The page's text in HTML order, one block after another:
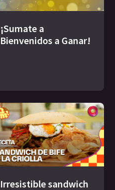
¡Sumate a
Bienvenidos a Ganar!
Irresistible sandwich